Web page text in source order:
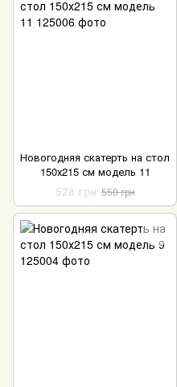
Новогодняя скатерть на стол
150х215 см модель 11
528 грн 550 грн